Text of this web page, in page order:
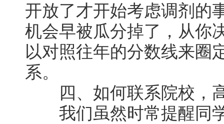
开放了才开始考虑调剂的
机会早被瓜分掉了，从你
以对照往年的分数线来圈
系。
四、如何联系院校，
我们虽然时常提醒同学